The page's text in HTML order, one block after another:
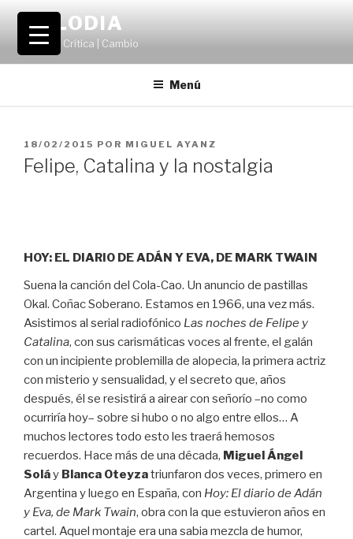
Saltar
contenido
VOLODIA
Teatro | Crítica | Cambio
Menú
PUBLICADO
EL
18/02/2015 POR MIGUEL AYANZ
Felipe, Catalina y la nostalgia
HOY: EL DIARIO DE ADÁN Y EVA, DE MARK TWAIN
Suena la canción del Cola-Cao. Un anuncio de pastillas
Okal. Coñac Soberano. Estamos en 1966, una vez más.
Asistimos al serial radiofónico Las noches de Felipe y
Catalina, con sus carismáticas voces al frente, el galán
con un incipiente problemilla de alopecia, la primera actriz
con misterio y sensualidad, y el secreto que, años
después, él se resistirá a airear con señorío –no como
ocurriría hoy– sobre si hubo o no algo entre ellos… A
muchos lectores todo esto les traerá hemosos
recuerdos. Hace más de una década, Miguel Ángel
Soláy Blanca Oteyzatriunfaron dos veces, primero en
Argentina y luego en España, con Hoy: El diario de Adán
y Eva, de Mark Twain, obra con la que estuvieron años en
cartel. Aquel montaje era una sabia mezcla de humor,